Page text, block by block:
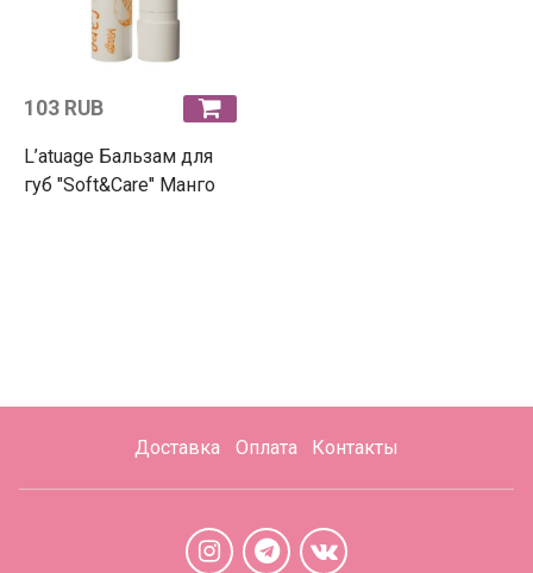
103 RUB
L’atuage Бальзам для
губ "Soft&Care" Манго
Доставка Оплата Контакты